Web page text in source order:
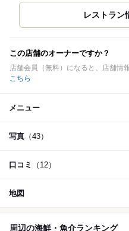
この店舗のオーナーですか？
店舗会員（無料）になると、店舗情
こちら
メニュー
写真 （43）
口コミ （12）
地図
周辺の海鮮・魚介ランキング